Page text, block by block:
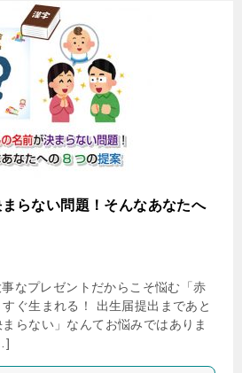
らない問題！そんなあなたへ
なプレゼントだからこそ悩む「赤
ぐ生まれる！ 出生届提出まであと
らない」なんてお悩みではありま